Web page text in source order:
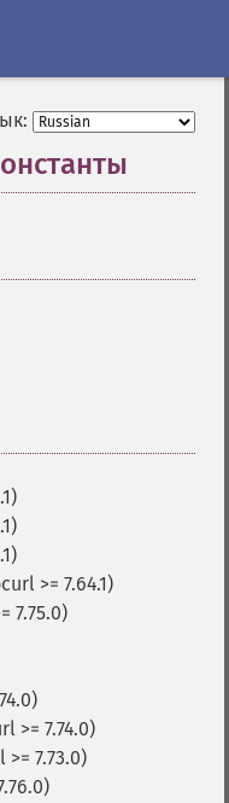
>= 7.64.1)
7.75.0)
>= 7.74.0)
7.73.0)